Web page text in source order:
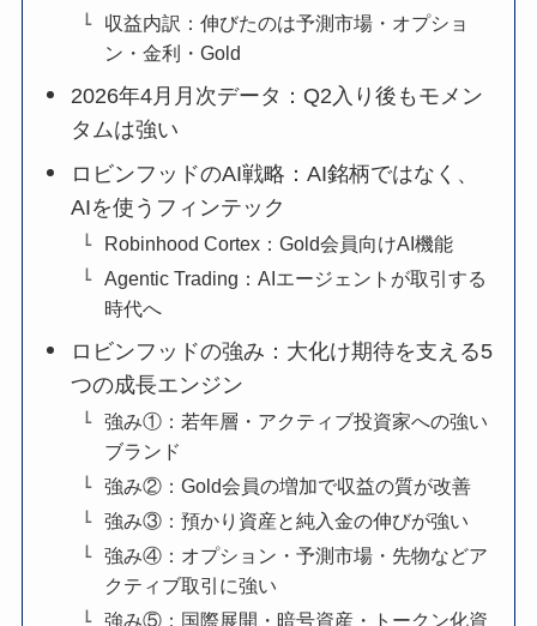
収益内訳：伸びたのは予測市場・オプショ
ン・金利・Gold
2026年4月月次データ：Q2入り後もモメン
タムは強い
ロビンフッドのAI戦略：AI銘柄ではなく、
AIを使うフィンテック
Robinhood Cortex：Gold会員向けAI機能
Agentic Trading：AIエージェントが取引する
時代へ
ロビンフッドの強み：大化け期待を支える5
つの成長エンジン
強み①：若年層・アクティブ投資家への強い
ブランド
強み②：Gold会員の増加で収益の質が改善
強み③：預かり資産と純入金の伸びが強い
強み④：オプション・予測市場・先物などア
クティブ取引に強い
強み⑤：国際展開・暗号資産・トークン化資